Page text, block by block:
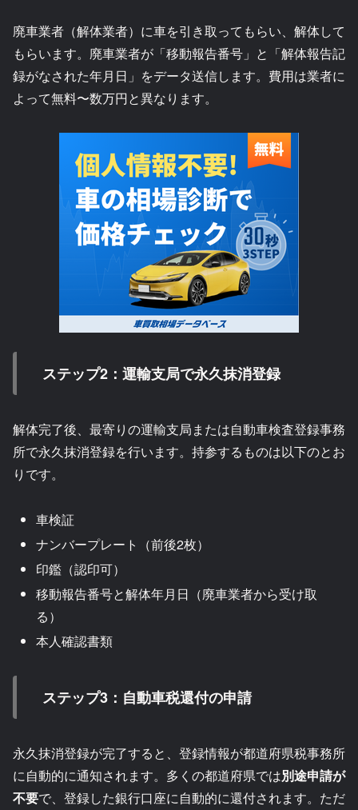
廃車業者（解体業者）に車を引き取ってもらい、解体して
もらいます。廃車業者が「移動報告番号」と「解体報告記
録がなされた年月日」をデータ送信します。費用は業者に
よって無料〜数万円と異なります。
ステップ2：運輸支局で永久抹消登録
解体完了後、最寄りの運輸支局または自動車検査登録事務
所で永久抹消登録を行います。持参するものは以下のとお
りです。
車検証
ナンバープレート（前後2枚）
印鑑（認印可）
移動報告番号と解体年月日（廃車業者から受け取
る）
本人確認書類
ステップ3：自動車税還付の申請
永久抹消登録が完了すると、登録情報が都道府県税事務所
に自動的に通知されます。多くの都道府県では別途申請が
不要で、登録した銀行口座に自動的に還付されます。ただ